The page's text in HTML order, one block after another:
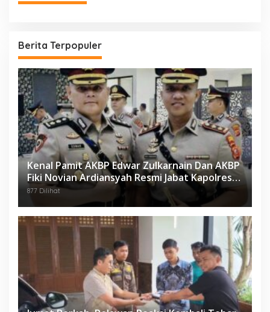
Berita Terpopuler
Kenal Pamit AKBP Edwar Zulkarnain Dan AKBP
Fiki Novian Ardiansyah Resmi Jabat Kapolres
Karawang
877 Dilihat